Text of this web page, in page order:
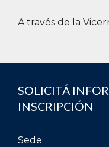
A través de la
SOLICITÁ
INSCRIPCIÓN
Sede